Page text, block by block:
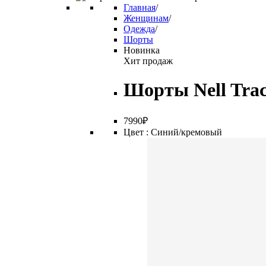
Главная/
Женщинам/
Одежда/
Шорты
Новинка
Хит продаж
Шорты Nell
7990₽
Цвет : Синий/кремовый